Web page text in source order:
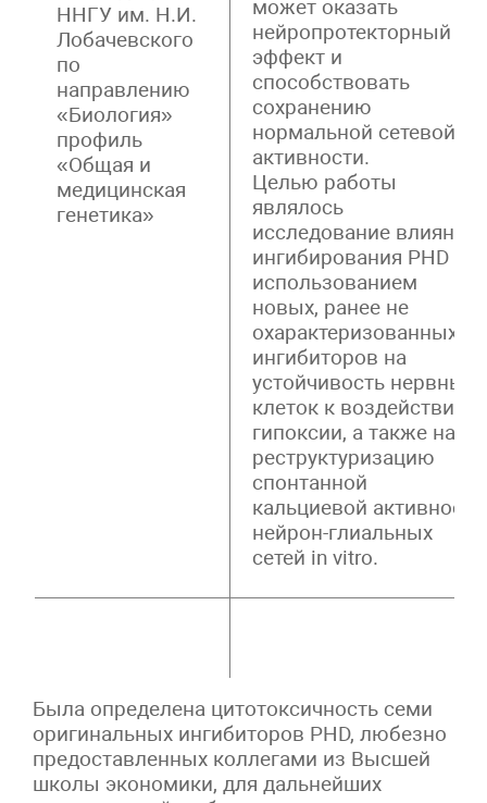
ННГУ им. Н.И.
Лобачевского
по
направлению
«Биология»
профиль
«Общая и
медицинская
генетика»
может оказать
нейропротекторный
эффект и
способствовать
сохранению
нормальной сетевой
активности.
Целью работы
являлось
исследование влияния
ингибирования PHD с
использованием
новых, ранее не
охарактеризованных
ингибиторов на
устойчивость нервных
клеток к воздействию
гипоксии, а также на
реструктуризацию
спонтанной
кальциевой активности
нейрон-глиальных
сетей in vitro.
Была определена цитотоксичность семи
оригинальных ингибиторов PHD, любезно
предоставленных коллегами из Высшей
школы экономики, для дальнейших